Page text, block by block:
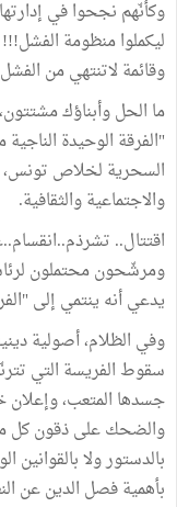
وكأنّهم نجحوا في
ليكملوا منظومة
وقائمة لاتنتهي من
ما الحل وأبناؤك
"الفرقة الوحيدة
السحرية لخلاص تونس،
والاجتماعية والثقافية.
ومرشّحون محتملون
يدعي أنه ينتمي إلى
وفي الظلام، أصولية
سقوط الفريسة التي
جسدها المتعب، وإعلان
والضحك على ذقون كل
بالدستور ولا بالقوانين
بأهمية فصل الدين عن